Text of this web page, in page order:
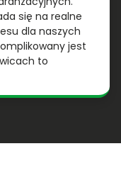
się na realne
dla naszych
jest
to